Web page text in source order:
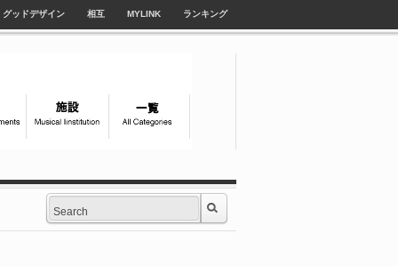
グッドデザイン 相互 MYLINK ランキング